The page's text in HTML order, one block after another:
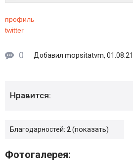
профиль
twitter
0 Добавил mopsitatvm, 01.08.21
Нравится:
Благодарностей: 2 показать
Фотогалерея: